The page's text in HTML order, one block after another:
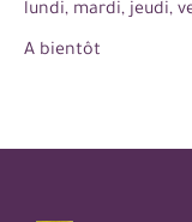
lundi, mardi, jeudi,
A bientôt